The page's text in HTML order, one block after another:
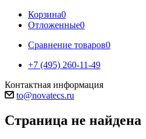
Корзина0
Отложенные0
Сравнение товаров0
+7 (495) 260-11-49
Контактная информация
to@novatecs.ru
Страница не найдена